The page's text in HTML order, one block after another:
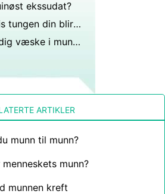
ekssudat?
Hva betyr det hvis tungen din blir lilla etter døden?
Hva er enzymholdig væske i munnen?
ARTIKLER
munn til munn?
munn?
munnen kreft